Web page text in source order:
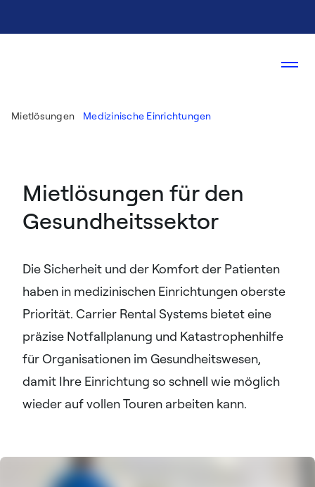
Mietlösungen Medizinische Einrichtungen
Mietlösungen für den
Gesundheitssektor
Die Sicherheit und der Komfort der Patienten
haben in medizinischen Einrichtungen oberste
Priorität. Carrier Rental Systems bietet eine
präzise Notfallplanung und Katastrophenhilfe
für Organisationen im Gesundheitswesen,
damit Ihre Einrichtung so schnell wie möglich
wieder auf vollen Touren arbeiten kann.​